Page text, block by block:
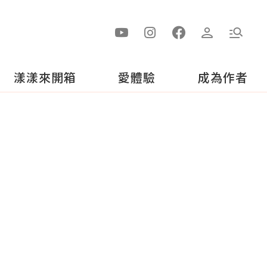
漾漾來開箱 愛體驗 成為作者